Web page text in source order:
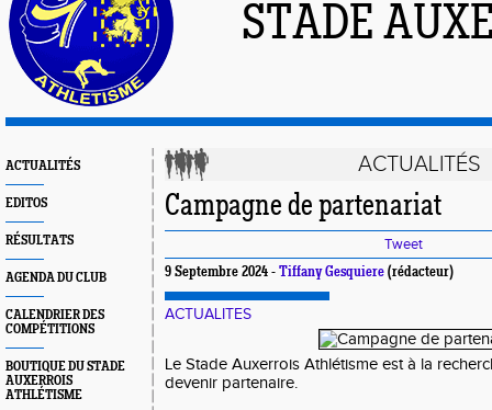
STADE
ACTUALITÉS
EDITOS
RÉSULTATS
AGENDA DU CLUB
CALENDRIER DES
COMPÉTITIONS
BOUTIQUE DU STADE
AUXERROIS
ATHLÉTISME
ACTUALITÉS
Campagne de partenariat
Tweet
9 Septembre 2024 - Tiffany Gesquiere (rédacteur)
ACTUALITES
Le Stade Auxerrois Athlétisme est à la
devenir partenaire.